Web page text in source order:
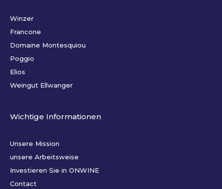
Winzer
Francone
Domaine Montesquiou
Poggio
Elios
Weingut Ellwanger
Wichtige Informationen
Unsere Mission
unsere Arbeitsweise
Investieren Sie in ONWINE
Contact